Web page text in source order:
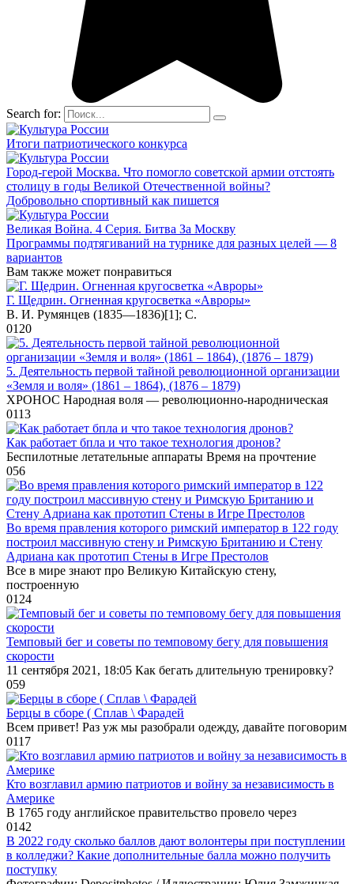
Search for:
Итоги патриотического конкурса
Город-герой Москва. Что помогло советской армии отстоять
столицу в годы Великой Отечественной войны?
Добровольно спортивный как пишется
Великая Война. 4 Серия. Битва За Москву
Программы подтягиваний на турнике для разных целей — 8
вариантов
Вам также может понравиться
Г. Щедрин. Огненная кругосветка «Авроры»
В. И. Румянцев (1835—1836)[1]; С.
0120
5. Деятельность первой тайной революционной организации
«Земля и воля» (1861 – 1864), (1876 – 1879)
XPOHOC Народная воля — революционно-народническая
0113
Как работает бпла и что такое технология дронов?
Беспилотные летательные аппараты Время на прочтение
056
Во время правления которого римский император в 122 году
построил массивную стену и Римскую Британию и Стену
Адриана как прототип Стены в Игре Престолов⁠⁠
Все в мире знают про Великую Китайскую стену,
построенную
0124
Темповый бег и советы по темповому бегу для повышения
скорости
11 сентября 2021, 18:05 Как бегать длительную тренировку?
059
Берцы в сборе ( Сплав \ Фарадей
Всем привет! Раз уж мы разобрали одежду, давайте поговорим
0117
Кто возглавил армию патриотов и войну за независимость в
Америке
В 1765 году английское правительство провело через
0142
В 2022 году сколько баллов дают волонтеры при поступлении
в колледжи? Какие дополнительные балла можно получить
поступку